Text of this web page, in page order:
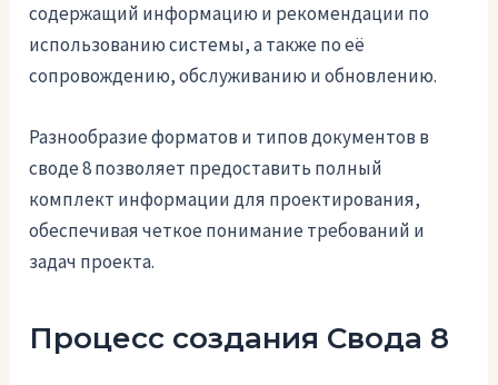
содержащий информацию и рекомендации по
использованию системы, а также по её
сопровождению, обслуживанию и обновлению.
Разнообразие форматов и типов документов в
своде 8 позволяет предоставить полный
комплект информации для проектирования,
обеспечивая четкое понимание требований и
задач проекта.
Процесс создания Свода 8